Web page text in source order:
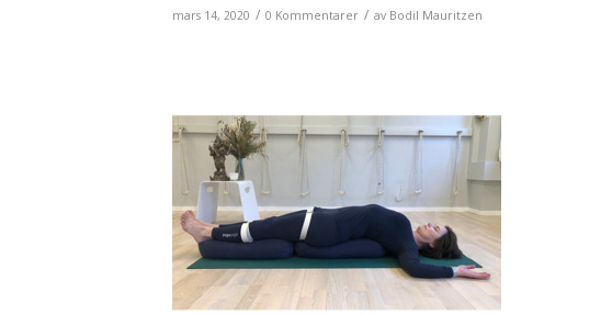
mars 14, 2020 / 0 Kommentarer / av Bodil Mauritzen